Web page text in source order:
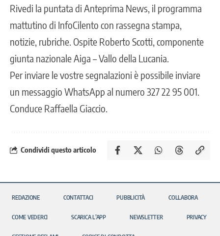
Rivedi la puntata di Anteprima News, il programma
mattutino di InfoCilento con rassegna stampa,
notizie, rubriche. Ospite Roberto Scotti, componente
giunta nazionale Aiga – Vallo della Lucania.
Per inviare le vostre segnalazioni è possibile inviare
un messaggio WhatsApp al numero 327 22 95 001.
Conduce Raffaella Giaccio.
Condividi questo articolo
REDAZIONE CONTATTACI PUBBLICITÀ COLLABORA
COME VEDERCI SCARICA L’APP NEWSLETTER PRIVACY